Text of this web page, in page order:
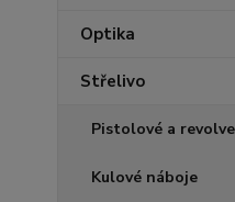
Optika
Střelivo
Pistolové a
Kulové náboje